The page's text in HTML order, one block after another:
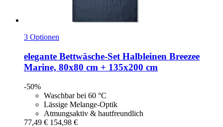
3 Optionen
elegante Bettwäsche-​Set Halbleinen Breezee
Marine, 80x80 cm + 135x200 cm
-50%
Waschbar bei 60 °C
Lässige Melange-Optik
Atmungsaktiv & hautfreundlich
77,49 € 154,98 €